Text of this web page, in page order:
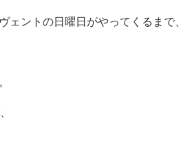
ントの日曜日がやってくるまで、